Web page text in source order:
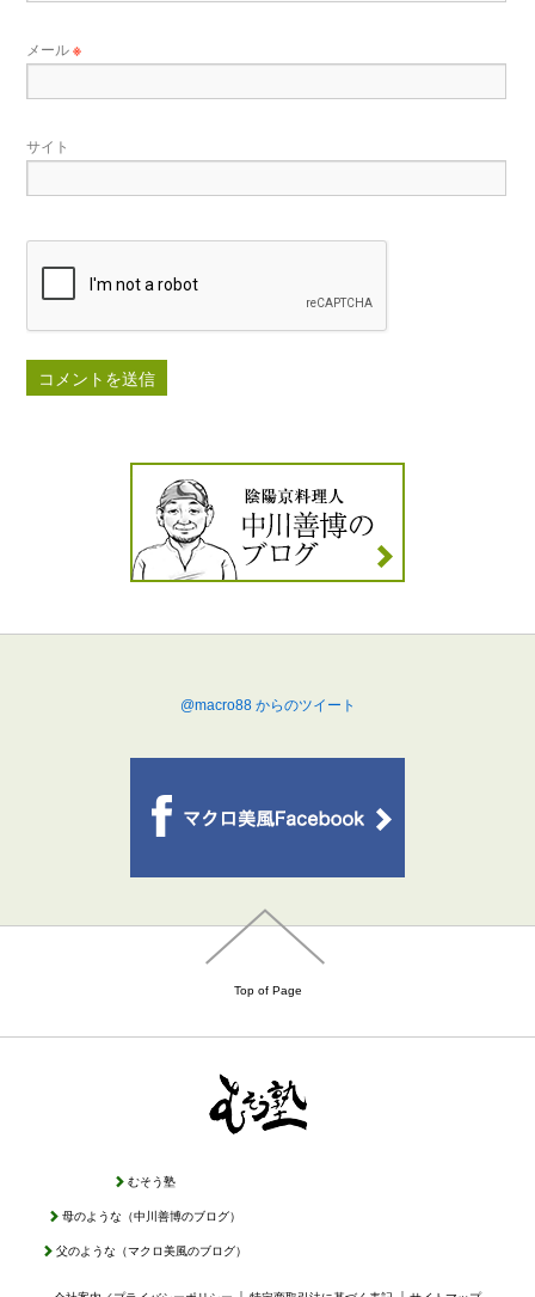
メール※
サイト
@macro88 からのツイート
Top of Page
むそう塾
母のような（中川善博のブログ）
父のような（マクロ美風のブログ）